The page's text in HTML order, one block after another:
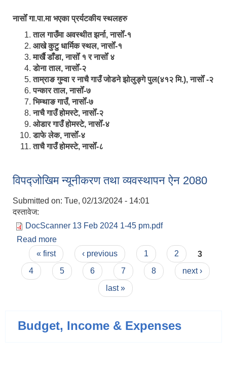
नासोँ गा.पा.मा भएका प्रर्यटकीय स्थलहरु
ताल गाउँमा अवस्थीत झर्ना, नासोँ-१
आखे कुटु धार्मिक स्थल, नासोँ-१
मार्खै डाँडा, नासोँ १ र नासोँ ४
डाेना ताल, नासोँ-२
ताम्राङ गुम्वा र नाचै गाउँ जोडने झोलुङ्गे पुल(४१२ मि.), नासोँ -२
पन्कार ताल, नासोँ-७
भिम्थाङ गाउँ, नासोँ-७
नाचै गाउँ होमस्टे, नासोँ-२
ओ‍‍‌डार गाउँ होमस्टे, नासोँ-४
डाफे लेक, नासोँ-४
ताचै गाउँ होमस्टे, नासोँ-८
विपद्जोखिम न्यूनीकरण तथा व्यवस्थापन ऐन 2080
Submitted on: Tue, 02/13/2024 - 14:01
दस्तावेज:
DocScanner 13 Feb 2024 1-45 pm.pdf
Read more
Pages
« first ‹ previous 1 2
3
4
5 6 7 8
next ›
last »
Budget, Income & Expenses